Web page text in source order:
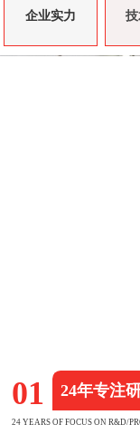
企业实力
01 24年专注
24 YEARS OF FOCUS ON R&D/